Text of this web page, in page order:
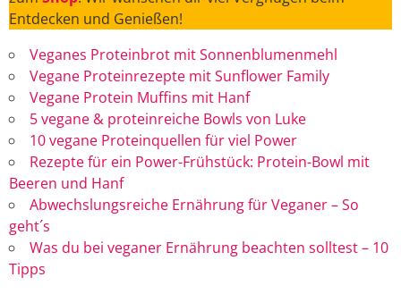
Entdecken und Genießen!
Veganes Proteinbrot mit Sonnenblumenmehl
Vegane Proteinrezepte mit Sunflower Family
Vegane Protein Muffins mit Hanf
5 vegane & proteinreiche Bowls von Luke
10 vegane Proteinquellen für viel Power
Rezepte für ein Power-Frühstück: Protein-Bowl mit
Beeren und Hanf
Abwechslungsreiche Ernährung für Veganer – So
geht´s
Was du bei veganer Ernährung beachten solltest – 10
Tipps